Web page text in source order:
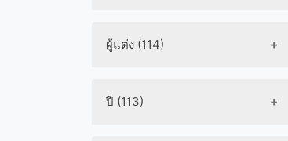
ผู้แต่ง (114)
ปี (113)